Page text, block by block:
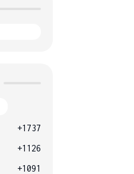
+1737
+1126
+1091